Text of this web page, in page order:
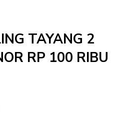
TAYANG 2
RP 100 RIBU